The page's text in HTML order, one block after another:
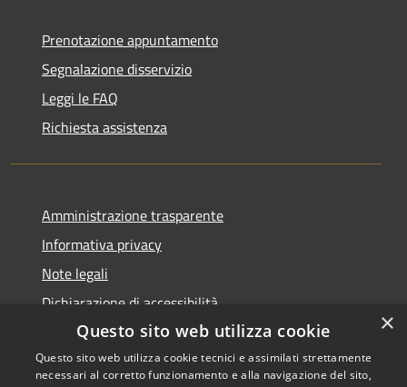
Prenotazione appuntamento
Segnalazione disservizio
Leggi le FAQ
Richiesta assistenza
Amministrazione trasparente
Informativa privacy
Note legali
Dichiarazione di accessibilità
×
Questo sito web utilizza cookie
Questo sito web utilizza cookie tecnici e assimilati strettamente
necessari al corretto funzionamento e alla navigazione del sito,